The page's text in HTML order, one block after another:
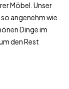
Möbel. Unser
so angenehm wie
Dinge im
den Rest